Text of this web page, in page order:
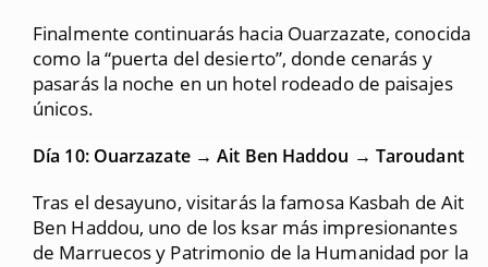
Finalmente continuarás hacia Ouarzazate, conocida
como la “puerta del desierto”, donde cenarás y
pasarás la noche en un hotel rodeado de paisajes
únicos.
Día 10: Ouarzazate → Ait Ben Haddou → Taroudant
Tras el desayuno, visitarás la famosa Kasbah de Ait
Ben Haddou, uno de los ksar más impresionantes
de Marruecos y Patrimonio de la Humanidad por la